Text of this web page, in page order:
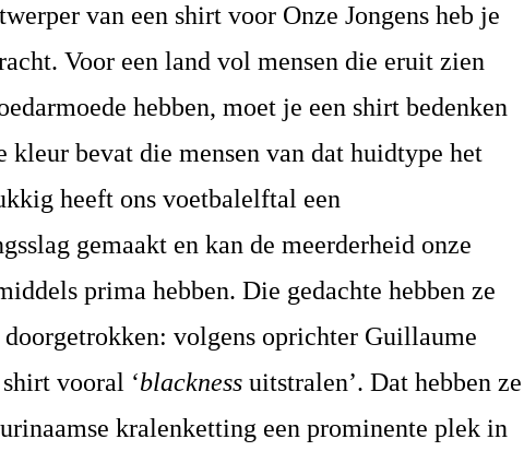
van een shirt voor Onze Jongens heb je
Voor een land vol mensen die eruit zien
hebben, moet je een shirt bedenken
kleur bevat die mensen van dat huidtype het
heeft ons voetbalelftal een
gemaakt en kan de meerderheid onze
prima hebben. Die gedachte hebben ze
volgens oprichter Guillaume
vooral ‘blacknessuitstralen’. Dat hebben ze
kralenketting een prominente plek in